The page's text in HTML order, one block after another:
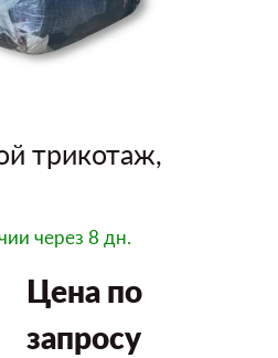
трикотаж,
через 8 дн.
Цена по
запросу